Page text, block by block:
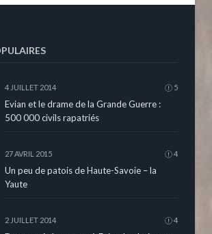
4 JUILLET 2014 5
Evian et le drame de la Grande Guerre :
500 000 civils rapatriés
27 AVRIL 2015 4
Un peu de patois de Haute-Savoie – la
Yaute
2 JUILLET 2014 4